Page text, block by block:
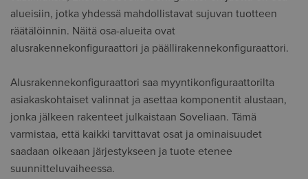
alueisiin, jotka yhdessä mahdollistavat sujuvan tuotteen
räätälöinnin. Näitä osa-alueita ovat
alusrakennekonfiguraattori ja päällirakennekonfiguraattori.
Alusrakennekonfiguraattori saa myyntikonfiguraattorilta
asiakaskohtaiset valinnat ja asettaa komponentit alustaan,
jonka jälkeen rakenteet julkaistaan Soveliaan. Tämä
varmistaa, että kaikki tarvittavat osat ja ominaisuudet
saadaan oikeaan järjestykseen ja tuote etenee
suunnitteluvaiheessa.